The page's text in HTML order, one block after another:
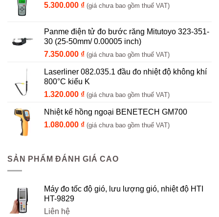
5.300.000 ₫ (giá chưa bao gồm thuế VAT)
Panme điện tử đo bước răng Mitutoyo 323-351-
30 (25-50mm/ 0.00005 inch)
7.350.000 ₫ (giá chưa bao gồm thuế VAT)
Laserliner 082.035.1 đầu đo nhiệt độ không khí
800°C kiểu K
1.320.000 ₫ (giá chưa bao gồm thuế VAT)
Nhiệt kế hồng ngoại BENETECH GM700
1.080.000 ₫ (giá chưa bao gồm thuế VAT)
SẢN PHẨM ĐÁNH GIÁ CAO
Máy đo tốc độ gió, lưu lượng gió, nhiệt độ HTI
HT-9829
Liên hệ